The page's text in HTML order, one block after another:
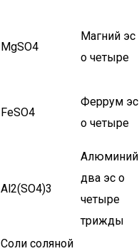
MgSO4
Магний эс
о четыре
FeSO4
Феррум эс
о четыре
Al2(SO4)3
Алюминий
два эс о
четыре
трижды
Соли соляной